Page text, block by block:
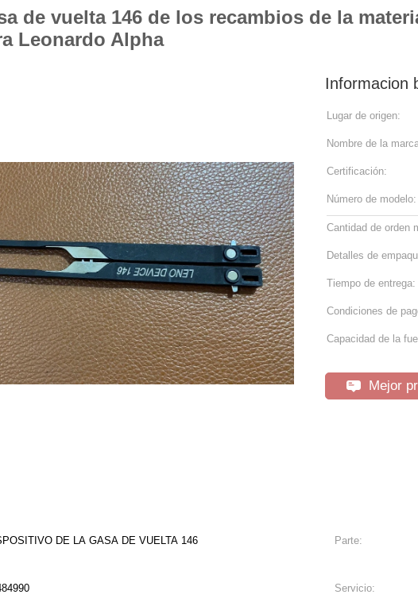
de vuelta 146 de los recambios de la
Leonardo Alpha
Informacion
Lugar de origen:
Nombre de la
Certificación:
Número de modelo:
Cantidad de orden
Detalles de
Tiempo de entrega:
Condiciones de
Capacidad de la
Mejor
DE LA GASA DE VUELTA 146 Parte:
Servicio: